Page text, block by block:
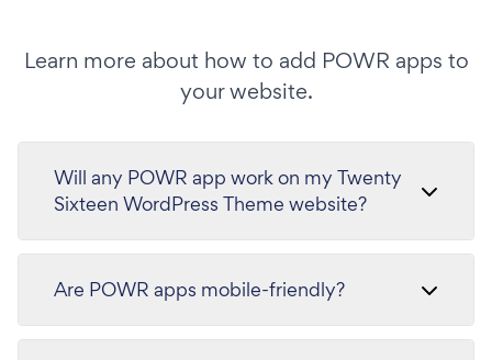
Learn more about how to add POWR apps to
your website.
Will any POWR app work on my Twenty
Sixteen WordPress Theme website?
Are POWR apps mobile-friendly?